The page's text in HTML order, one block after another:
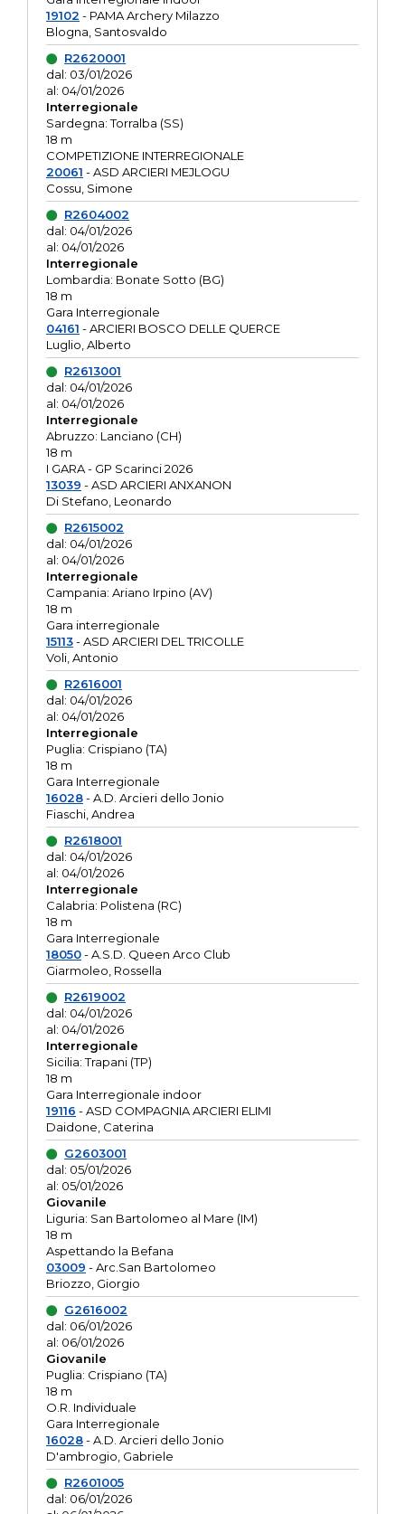
19102 - PAMA Archery Milazzo
Blogna, Santosvaldo
R2620001
dal: 03/01/2026
al: 04/01/2026
Interregionale
Sardegna: Torralba (SS)
18 m
COMPETIZIONE INTERREGIONALE
20061 - ASD ARCIERI MEJLOGU
Cossu, Simone
R2604002
dal: 04/01/2026
al: 04/01/2026
Interregionale
Lombardia: Bonate Sotto (BG)
18 m
Gara Interregionale
04161 - ARCIERI BOSCO DELLE QUERCE
Luglio, Alberto
R2613001
dal: 04/01/2026
al: 04/01/2026
Interregionale
Abruzzo: Lanciano (CH)
18 m
I GARA - GP Scarinci 2026
13039 - ASD ARCIERI ANXANON
Di Stefano, Leonardo
R2615002
dal: 04/01/2026
al: 04/01/2026
Interregionale
Campania: Ariano Irpino (AV)
18 m
Gara interregionale
15113- ASD ARCIERI DEL TRICOLLE
Voli, Antonio
R2616001
dal: 04/01/2026
al: 04/01/2026
Interregionale
Puglia: Crispiano (TA)
18 m
Gara Interregionale
16028- A.D. Arcieri dello Jonio
Fiaschi, Andrea
R2618001
dal: 04/01/2026
al: 04/01/2026
Interregionale
Calabria: Polistena (RC)
18 m
Gara Interregionale
18050- A.S.D. Queen Arco Club
Giarmoleo, Rossella
R2619002
dal: 04/01/2026
al: 04/01/2026
Interregionale
Sicilia: Trapani (TP)
18 m
Gara Interregionale indoor
19116 - ASD COMPAGNIA ARCIERI ELIMI
Daidone, Caterina
G2603001
dal: 05/01/2026
al: 05/01/2026
Giovanile
Liguria: San Bartolomeo al Mare (IM)
18 m
Aspettando la Befana
03009 - Arc.San Bartolomeo
Briozzo, Giorgio
G2616002
dal: 06/01/2026
al: 06/01/2026
Giovanile
Puglia: Crispiano (TA)
18 m
O.R. Individuale
Gara Interregionale
16028- A.D. Arcieri dello Jonio
D'ambrogio, Gabriele
R2601005
dal: 06/01/2026